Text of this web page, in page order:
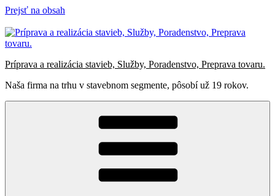
Prejsť na obsah
Príprava a realizácia stavieb, Služby, Poradenstvo, Preprava tovaru.
Naša firma na trhu v stavebnom segmente, pôsobí už 19 rokov.